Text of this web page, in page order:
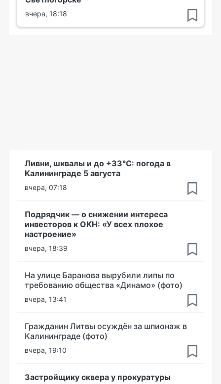
вчера, 18:18
Ливни, шквалы и до +33°С: погода в
Калининграде 5 августа
вчера, 07:18
Подрядчик — о снижении интереса
инвесторов к ОКН: «У всех плохое
настроение»
вчера, 18:39
На улице Баранова вырубили липы по
требованию общества «Динамо» (фото)
вчера, 13:41
Гражданин Литвы осуждён за шпионаж в
Калининграде (фото)
вчера, 19:10
Застройщику сквера у прокуратуры